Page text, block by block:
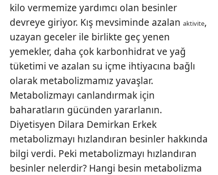
kilo vermemize yardımcı olan besinler
devreye giriyor. Kış mevsiminde azalan aktivite,
uzayan geceler ile birlikte geç yenen
yemekler, daha çok karbonhidrat ve yağ
tüketimi ve azalan su içme ihtiyacına bağlı
olarak metabolizmamız yavaşlar.
Metabolizmayı canlandırmak için
baharatların gücünden yararlanın.
Diyetisyen Dilara Demirkan Erkek
metabolizmayı hızlandıran besinler hakkında
bilgi verdi. Peki metabolizmayı hızlandıran
besinler nelerdir? Hangi besin metabolizma